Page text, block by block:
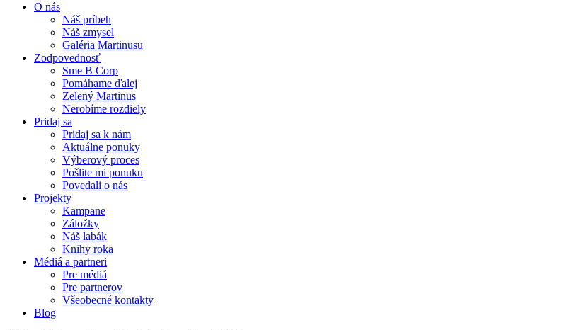
O nás
Náš príbeh
Náš zmysel
Galéria Martinusu
Zodpovednosť
Sme B Corp
Pomáhame ďalej
Zelený Martinus
Nerobíme rozdiely
Pridaj sa
Pridaj sa k nám
Aktuálne ponuky
Výberový proces
Pošlite mi ponuku
Povedali o nás
Projekty
Kampane
Záložky
Náš labák
Knihy roka
Médiá a partneri
Pre médiá
Pre partnerov
Všeobecné kontakty
Blog